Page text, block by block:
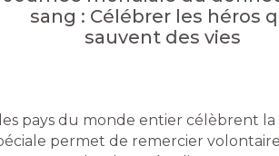
sang : Célébrer les héros
sauvent des vies
les pays du monde entier célèbrent
permet de remercier